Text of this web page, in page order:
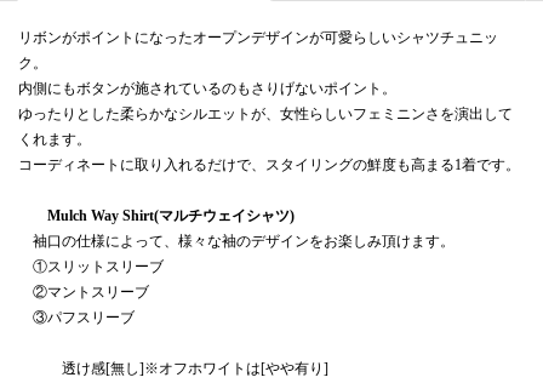
リボンがポイントになったオープンデザインが可愛らしいシャツチュニッ
ク。
内側にもボタンが施されているのもさりげないポイント。
ゆったりとした柔らかなシルエットが、女性らしいフェミニンさを演出して
くれます。
コーディネートに取り入れるだけで、スタイリングの鮮度も高まる1着です。
Mulch Way Shirt(マルチウェイシャツ)
袖口の仕様によって、様々な袖のデザインをお楽しみ頂けます。
①スリットスリーブ
②マントスリーブ
③パフスリーブ
透け感[無し]※オフホワイトは[やや有り]